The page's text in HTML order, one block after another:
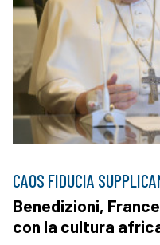
CAOS FIDUCIA
Benedizioni,
con la cultura